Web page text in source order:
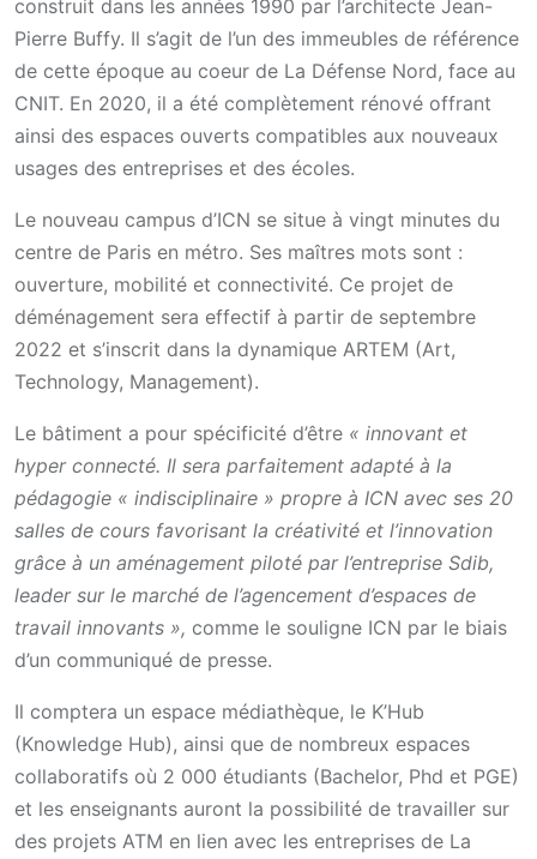
construit dans les années 1990 par l’architecte Jean-
Pierre Buffy. Il s’agit de l’un des immeubles de référence
de cette époque au coeur de La Défense Nord, face au
CNIT. En 2020, il a été complètement rénové offrant
ainsi des espaces ouverts compatibles aux nouveaux
usages des entreprises et des écoles.
Le nouveau campus d’ICN se situe à vingt minutes du
centre de Paris en métro. Ses maîtres mots sont :
ouverture, mobilité et connectivité. Ce projet de
déménagement sera effectif à partir de septembre
2022 et s’inscrit dans la dynamique ARTEM (Art,
Technology, Management).
Le bâtiment a pour spécificité d’être « innovant et
hyper connecté. Il sera parfaitement adapté à la
pédagogie « indisciplinaire » propre à ICN avec ses 20
salles de cours favorisant la créativité et l’innovation
grâce à un aménagement piloté par l’entreprise Sdib,
leader sur le marché de l’agencement d’espaces de
travail innovants », comme le souligne ICN par le biais
d’un communiqué de presse.
Il comptera un espace médiathèque, le K’Hub
(Knowledge Hub), ainsi que de nombreux espaces
collaboratifs où 2 000 étudiants (Bachelor, Phd et PGE)
et les enseignants auront la possibilité de travailler sur
des projets ATM en lien avec les entreprises de La